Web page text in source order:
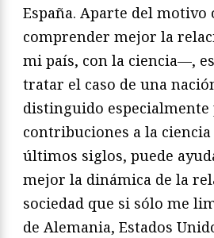
España. Aparte del
comprender mejor la
mi país, con la ciencia—,
tratar el caso de una
distinguido especialmente
contribuciones a la ciencia
últimos siglos, puede
mejor la dinámica de la
sociedad que si sólo me
de Alemania, Estados